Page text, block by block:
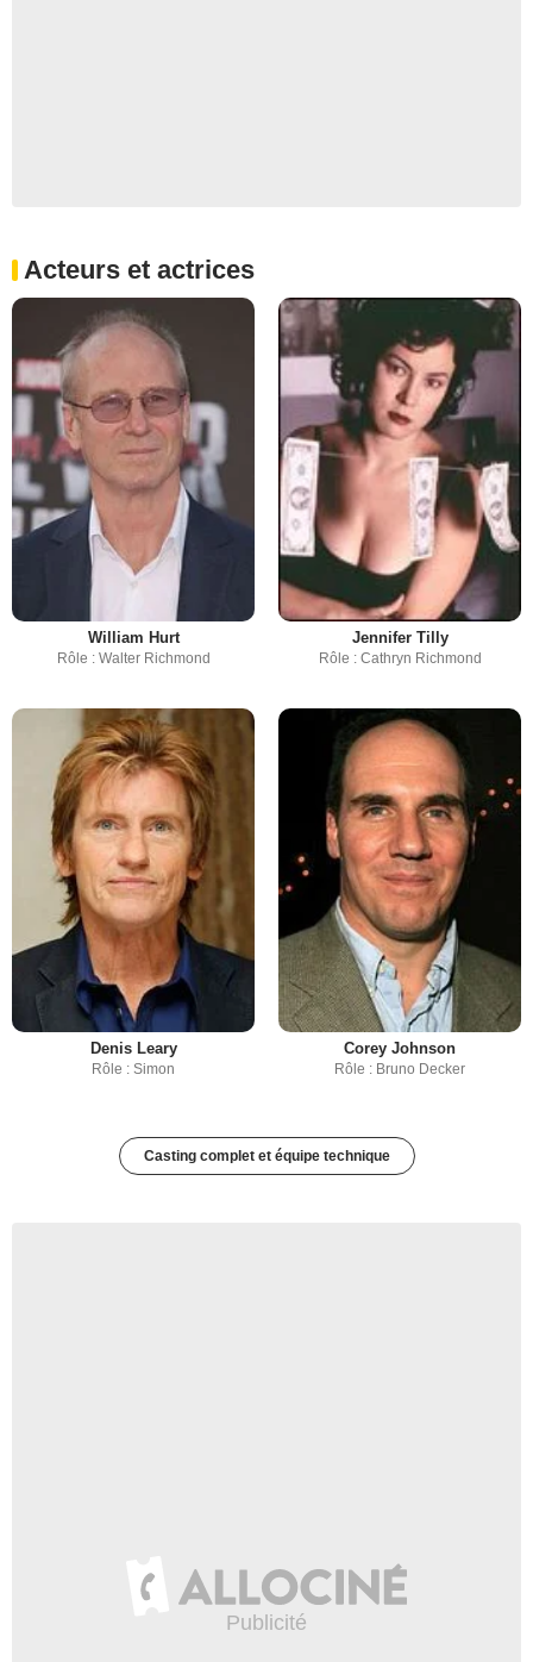
Acteurs et actrices
William Hurt
Rôle : Walter Richmond
Jennifer Tilly
Rôle : Cathryn Richmond
Denis Leary
Rôle : Simon
Corey Johnson
Rôle : Bruno Decker
Casting complet et équipe technique